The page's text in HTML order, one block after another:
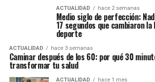
ACTUALIDAD hace 2 semanas
Medio siglo de perfección:
17 segundos que cambiaron
deporte
ACTUALIDAD hace 3 semanas
Caminar después de los 60: por qué 30
transformar tu salud
ACTUALIDAD hace 1 mes